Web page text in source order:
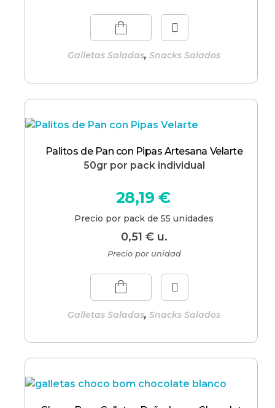
Galletas Saladas,Snacks Salados
Palitos de Pan con Pipas Artesana Velarte
50gr por pack individual
0,51 €u.
28,19 €
Precio por pack de 55 unidades
Galletas Saladas,Snacks Salados
Precio por unidad